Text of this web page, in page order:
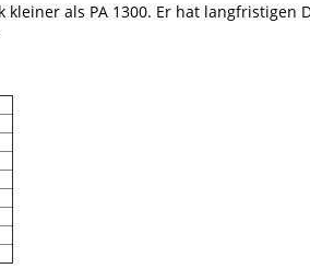
als PA 1300. Er hat langfristigen